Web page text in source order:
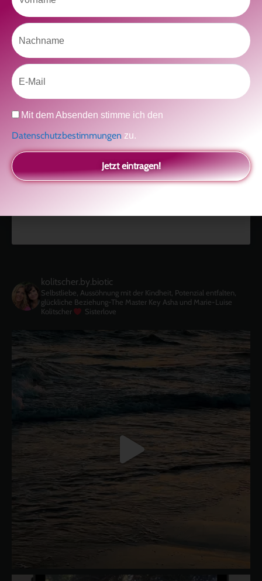
Like uns auf Facebook
Klicke hier, um Marketing-Cookies zu
akzeptieren und diesen Inhalt zu aktivieren
kolitscher.by.biotic
Selbstliebe, Aussöhnung mit der Kindheit, Potenzial entfalten,
glückliche Beziehung-The Master Key Asha und Marie-Luise
Kolitscher
Sisterlove
Nachname
Email
Datenschutz
Mit dem Absenden stimme ich den
Datenschutzbestimmungen zu.
Jetzt eintragen!